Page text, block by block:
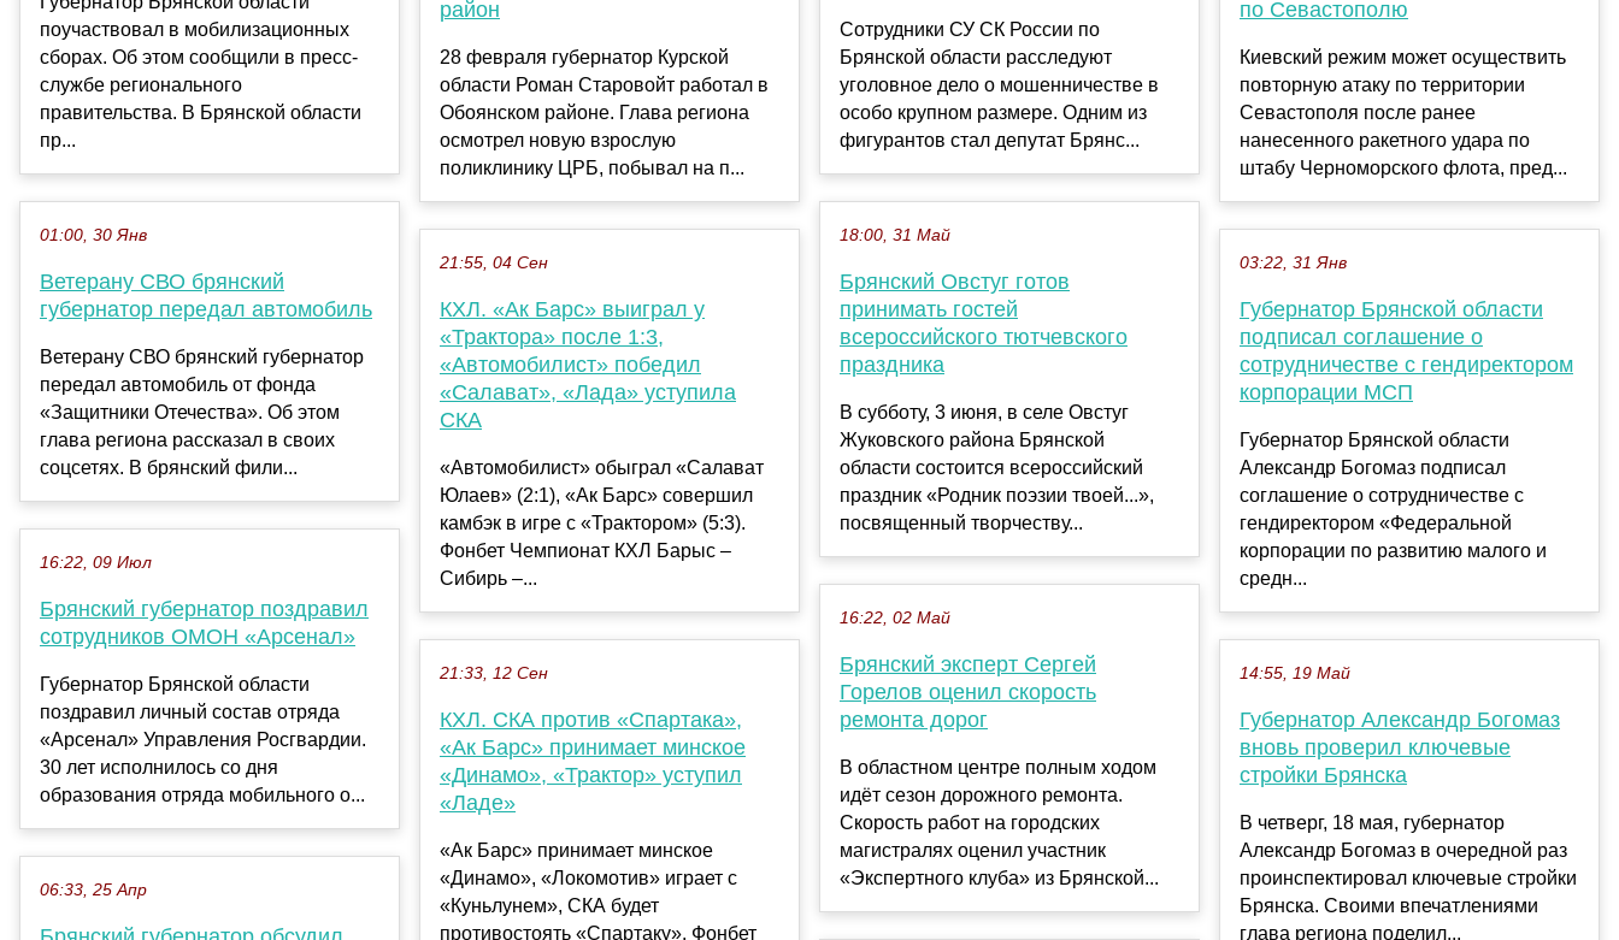
поучаствовал в мобилизационных
сборах. Об этом сообщили в пресс-
службе регионального
правительства. В Брянской области
пр...
01:00, 30 Янв
Ветерану СВО брянский
губернатор передал автомобиль
Ветерану СВО брянский губернатор
передал автомобиль от фонда
«Защитники Отечества». Об этом
глава региона рассказал в своих
соцсетях. В брянский фили...
16:22, 09 Июл
Брянский губернатор поздравил
сотрудников ОМОН «Арсенал»
Губернатор Брянской области
поздравил личный состав отряда
«Арсенал» Управления Росгвардии.
30 лет исполнилось со дня
образования отряда мобильного о...
06:33, 25 Апр
район
28 февраля губернатор Курской
области Роман Старовойт работал в
Обоянском районе. Глава региона
осмотрел новую взрослую
поликлинику ЦРБ, побывал на п...
21:55, 04 Сен
КХЛ. «Ак Барс» выиграл у
«Трактора» после 1:3,
«Автомобилист» победил
«Салават», «Лада» уступила
СКА
«Автомобилист» обыграл «Салават
Юлаев» (2:1), «Ак Барс» совершил
камбэк в игре с «Трактором» (5:3).
Фонбет Чемпионат КХЛ Барыс –
Сибирь –...
21:33, 12 Сен
КХЛ. СКА против «Спартака»,
«Ак Барс» принимает минское
«Динамо», «Трактор» уступил
«Ладе»
«Ак Барс» принимает минское
«Динамо», «Локомотив» играет с
«Куньлунем», СКА будет
противостоять «Спартаку». Фонбет
Сотрудники СУ СК России по
Брянской области расследуют
уголовное дело о мошенничестве в
особо крупном размере. Одним из
фигурантов стал депутат Брянс...
18:00, 31 Май
Брянский Овстуг готов
принимать гостей
всероссийского тютчевского
праздника
В субботу, 3 июня, в селе Овстуг
Жуковского района Брянской
области состоится всероссийский
праздник «Родник поэзии твоей...»,
посвященный творчеству...
16:22, 02 Май
Брянский эксперт Сергей
Горелов оценил скорость
ремонта дорог
В областном центре полным ходом
идёт сезон дорожного ремонта.
Скорость работ на городских
магистралях оценил участник
«Экспертного клуба» из Брянской...
по Севастополю
Киевский режим может осуществить
повторную атаку по территории
Севастополя после ранее
нанесенного ракетного удара по
штабу Черноморского флота, пред...
03:22, 31 Янв
Губернатор Брянской области
подписал соглашение о
сотрудничестве с гендиректором
корпорации МСП
Губернатор Брянской области
Александр Богомаз подписал
соглашение о сотрудничестве с
гендиректором «Федеральной
корпорации по развитию малого и
средн...
14:55, 19 Май
Губернатор Александр Богомаз
вновь проверил ключевые
стройки Брянска
В четверг, 18 мая, губернатор
Александр Богомаз в очередной раз
проинспектировал ключевые стройки
Брянска. Своими впечатлениями
глава региона поделил...